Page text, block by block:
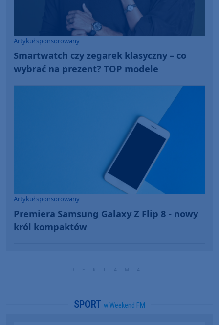
Artykuł sponsorowany
Smartwatch czy zegarek klasyczny – co
wybrać na prezent? TOP modele
Artykuł sponsorowany
Premiera Samsung Galaxy Z Flip 8 - nowy
król kompaktów
SPORT w Weekend FM